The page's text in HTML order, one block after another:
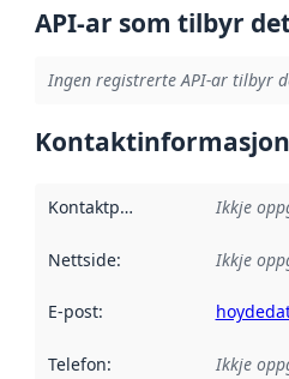
API-ar som tilbyr
Ingen registrerte API-ar tilbyr
Kontaktinformasjon
Kontaktpunkt Ikkje
Nettside: Ikkje
E-post:
Telefon: Ikkje